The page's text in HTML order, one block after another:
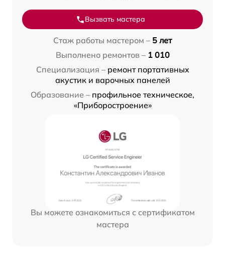
Вызвать мастера
Стаж работы мастером – 5 лет
Выполнено ремонтов – 1 010
Специализация – ремонт портативных
акустик и варочных панелей
Образование – профильное техническое,
«Приборостроение»
Вы можете ознакомиться с сертификатом
мастера